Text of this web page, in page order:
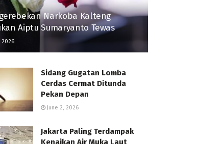
Narkoba Kalteng
Aiptu Sumaryanto Tewas
2026
Sidang Gugatan Lomba
Cerdas Cermat Ditunda
Pekan Depan
June 2, 2026
Jakarta Paling Terdampak